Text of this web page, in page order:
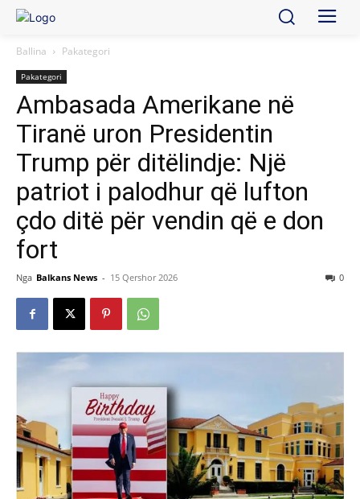
Ballina Pakategori
Pakategori
Ambasada Amerikane në
Tiranë uron Presidentin
Trump për ditëlindje: Një
patriot i palodhur që lufton
çdo ditë për vendin që e don
fort
Nga Balkans News - 15 Qershor 2026 0